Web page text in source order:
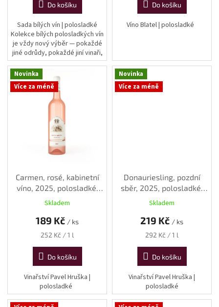
Do košíku
Sada bílých vín | polosladké
Kolekce bílých polosladkých vín
je vždy nový výběr — pokaždé
jiné odrůdy, pokaždé jiní vinaři,
vždy stejný záměr: ukázat, jak
rozmanitá může být...
Do košíku
Víno Blatel | polosladké
Novinka
Více za méně
Carmen, rosé, kabinetní
víno, 2025, polosladké,
0,75 l
Skladem
189 Kč / ks
Měrná
252 Kč / 1 l
Do košíku
Vinařství Pavel Hruška |
polosladké
Novinka
Více za méně
Donauriesling, pozdní
sběr, 2025, polosladké,
0,75 l
Skladem
219 Kč / ks
Měrná
292 Kč / 1 l
Do košíku
Vinařství Pavel Hruška |
polosladké